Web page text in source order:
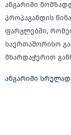
ანგარიში
პროპაგანდის
ფარგლებში,
საერთაშორისო
მხარდაჭერით
ანგარიში